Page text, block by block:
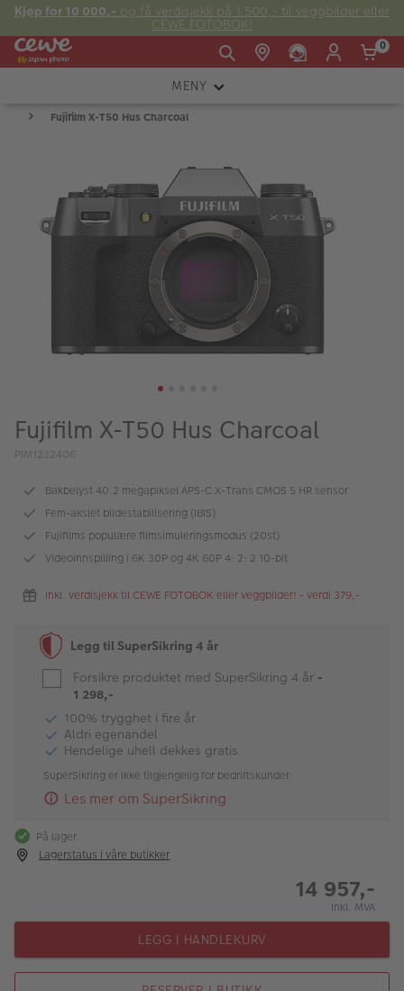
Kjøp for 10 000,- og få verdisjekk på 1 500,- til veggbilder eller
CEWE FOTOBOK!
Fre:
E-post:
kundeservice@japanphoto.no
0
MENY
KAMERA
FOTOTILBEHØR
LYS OG STUDIO
Kampanjer
Merker
Bildeprodukter
Inspirasjon
Butikkoversikt
Fujifilm X-T50 Hus Charcoal
Fujifilm X-T50 Hus Charcoal
PIM1232406
Bakbelyst 40.2 megapiksel APS-C X-Trans CMOS 5 HR sensor
Fem-akslet bildestabilisering (IBIS)
Fujifilms populære filmsimuleringsmodus (20st)
Videoinnspilling i 6K 30P og 4K 60P 4: 2: 2 10-bit
Inkl. verdisjekk til CEWE FOTOBOK eller veggbilder! - verdi 379,-
Legg til SuperSikring 4 år
Forsikre produktet med SuperSikring 4 år -
1 298,-
100% trygghet i fire år
Aldri egenandel
Hendelige uhell dekkes gratis
SuperSikring er ikke tilgjengelig for bedriftskunder.
Les mer om SuperSikring
På lager
Lagerstatus i våre butikker
14 957,-
Inkl. MVA
LEGG I HANDLEKURV